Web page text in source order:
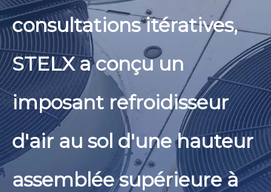
consultations itératives,
STELX a conçu un
imposant refroidisseur
d'air au sol d'une hauteur
assemblée supérieure à